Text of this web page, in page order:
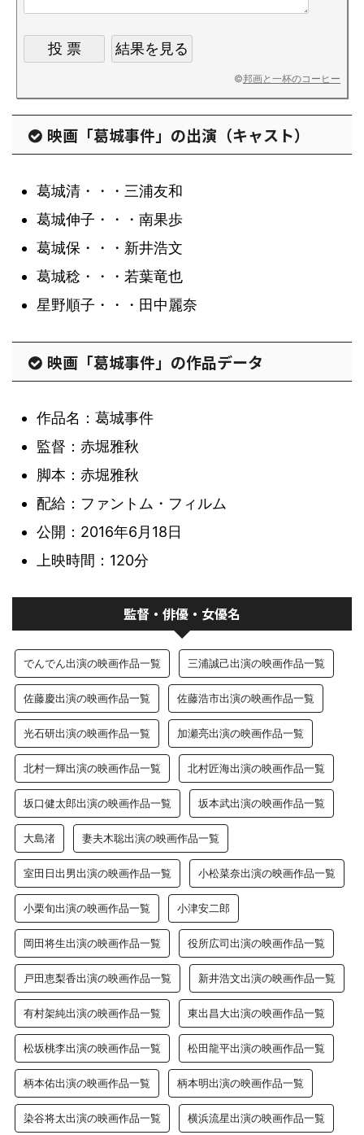
©邦画と一杯のコーヒー
映画「葛城事件」の出演（キャスト）
葛城清・・・三浦友和
葛城伸子・・・南果歩
葛城保・・・新井浩文
葛城稔・・・若葉竜也
星野順子・・・田中麗奈
映画「葛城事件」の作品データ
作品名：葛城事件
監督：赤堀雅秋
脚本：赤堀雅秋
配給：ファントム・フィルム
公開：2016年6月18日
上映時間：120分
監督・俳優・女優名
でんでん出演の映画作品一覧 三浦誠己出演の映画作品一覧
佐藤慶出演の映画作品一覧 佐藤浩市出演の映画作品一覧
光石研出演の映画作品一覧 加瀬亮出演の映画作品一覧
北村一輝出演の映画作品一覧 北村匠海出演の映画作品一覧
坂口健太郎出演の映画作品一覧 坂本武出演の映画作品一覧
大島渚 妻夫木聡出演の映画作品一覧
室田日出男出演の映画作品一覧 小松菜奈出演の映画作品一覧
小栗旬出演の映画作品一覧 小津安二郎
岡田将生出演の映画作品一覧 役所広司出演の映画作品一覧
戸田恵梨香出演の映画作品一覧 新井浩文出演の映画作品一覧
有村架純出演の映画作品一覧 東出昌大出演の映画作品一覧
松坂桃李出演の映画作品一覧 松田龍平出演の映画作品一覧
柄本佑出演の映画作品一覧 柄本明出演の映画作品一覧
染谷将太出演の映画作品一覧 横浜流星出演の映画作品一覧